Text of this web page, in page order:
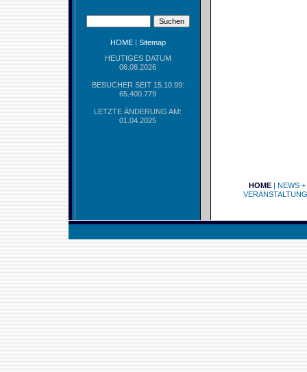
HOME| Sitemap
HEUTIGES DATUM
06.08.2026
BESUCHER SEIT 15.10.99:
65.400.779
LETZTE ÄNDERUNG AM:
01.04.2025
HOME| NEWS